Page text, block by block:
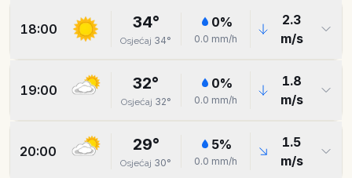
18:00 34°
Osjećaj 34°
0%
0.0 mm/h
2.3
m/s
19:00 32°
Osjećaj 32°
0%
0.0 mm/h
1.8
m/s
20:00 29°
Osjećaj 30°
5%
0.0 mm/h
1.5
m/s